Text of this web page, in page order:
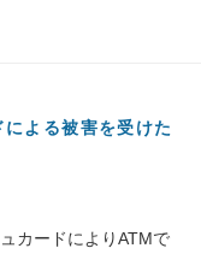
よる被害を受けた
カードによりATMで